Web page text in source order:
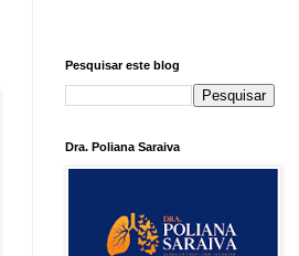
Pesquisar este blog
Dra. Poliana Saraiva